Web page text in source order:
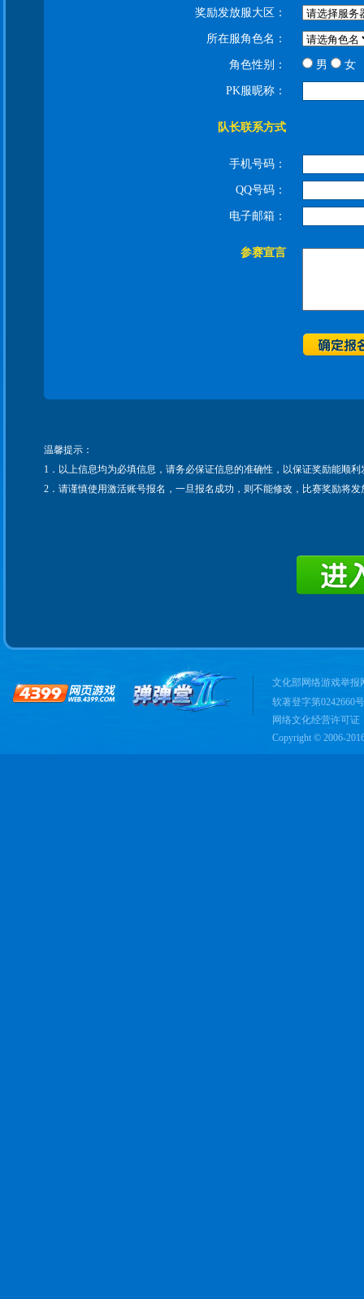
奖励发放服大区：
所在服角色名：
角色性别： 男 女
PK服昵称：
队长联系方式
手机号码：
QQ号码：
电子邮箱：
参赛宣言
温馨提示：
1．以上信息均为必填信息，请务必保证信息的准确性，以保证奖励能顺利
2．请谨慎使用激活账号报名，一旦报名成功，则不能修改，比赛奖励将
文化部网络游戏举报
软著登字第0242660
网络文化经营许可证
Copyright © 2006-